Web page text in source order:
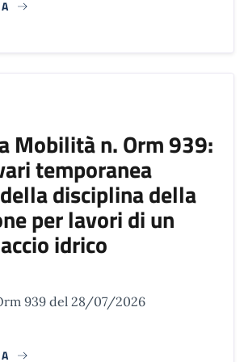
Mobilità n. Orm 939:
temporanea
disciplina della
per lavori di un
idrico
939 del 28/07/2026